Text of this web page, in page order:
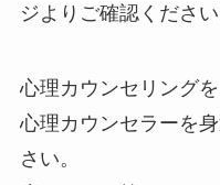
ジよりご確認ください
心理カウンセリング
心理カウンセラーを
さい。